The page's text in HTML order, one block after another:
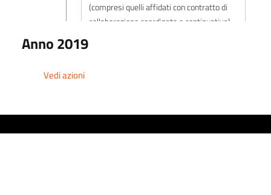
(compresi quelli affidati con contratto di
collaborazione coordinata e continuativa)
Anno 2019
Anno 2019
Vedi azioni